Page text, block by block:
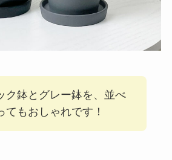
ク鉢とグレー鉢を、並べ
てもおしゃれです！